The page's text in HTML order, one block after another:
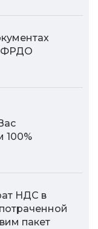
ФРДО
100%
НДС в
пакет